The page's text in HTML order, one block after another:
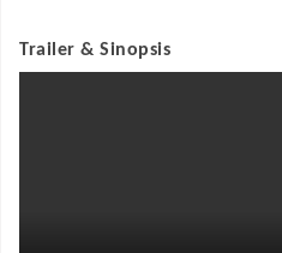
Trailer & Sinopsis